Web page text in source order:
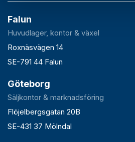
Falun
Huvudlager, kontor & växel
Roxnäsvägen 14
SE-791 44 Falun
Göteborg
Säljkontor & marknadsföring
Flöjelbergsgatan 20B
SE-431 37 Mölndal